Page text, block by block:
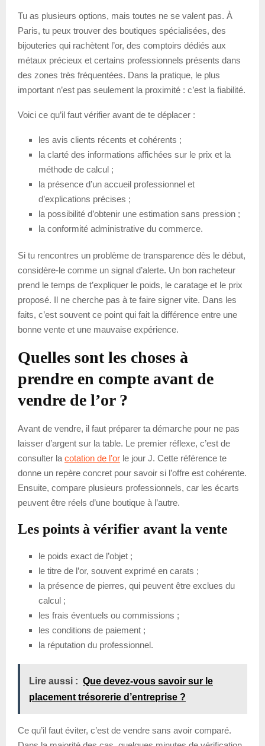
Tu as plusieurs options, mais toutes ne se valent pas. À
Paris, tu peux trouver des boutiques spécialisées, des
bijouteries qui rachètent l’or, des comptoirs dédiés aux
métaux précieux et certains professionnels présents dans
des zones très fréquentées. Dans la pratique, le plus
important n’est pas seulement la proximité : c’est la fiabilité.
Voici ce qu’il faut vérifier avant de te déplacer :
les avis clients récents et cohérents ;
la clarté des informations affichées sur le prix et la
méthode de calcul ;
la présence d’un accueil professionnel et
d’explications précises ;
la possibilité d’obtenir une estimation sans pression ;
la conformité administrative du commerce.
Si tu rencontres un problème de transparence dès le début,
considère-le comme un signal d’alerte. Un bon racheteur
prend le temps de t’expliquer le poids, le caratage et le prix
proposé. Il ne cherche pas à te faire signer vite. Dans les
faits, c’est souvent ce point qui fait la différence entre une
bonne vente et une mauvaise expérience.
Quelles sont les choses à
prendre en compte avant de
vendre de l’or ?
Avant de vendre, il faut préparer ta démarche pour ne pas
laisser d’argent sur la table. Le premier réflexe, c’est de
consulter la cotation de l’or le jour J. Cette référence te
donne un repère concret pour savoir si l’offre est cohérente.
Ensuite, compare plusieurs professionnels, car les écarts
peuvent être réels d’une boutique à l’autre.
Les points à vérifier avant la vente
le poids exact de l’objet ;
le titre de l’or, souvent exprimé en carats ;
la présence de pierres, qui peuvent être exclues du
calcul ;
les frais éventuels ou commissions ;
les conditions de paiement ;
la réputation du professionnel.
Lire aussi : Que devez-vous savoir sur le
placement trésorerie d’entreprise ?
Ce qu’il faut éviter, c’est de vendre sans avoir comparé.